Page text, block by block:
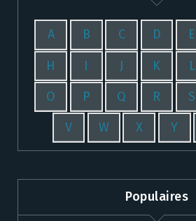
A B C D E
H I J K L
O P Q R S
V W X Y
Populaires